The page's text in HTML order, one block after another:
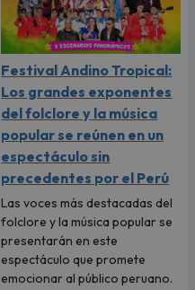
Festival Andino Tropical:
Los grandes exponentes
del folclore y la música
popular se reúnen en un
espectáculo sin
precedentes por el Perú
Las voces más destacadas del
folclore y la música popular se
presentarán en este
espectáculo que promete
emocionar al público peruano.